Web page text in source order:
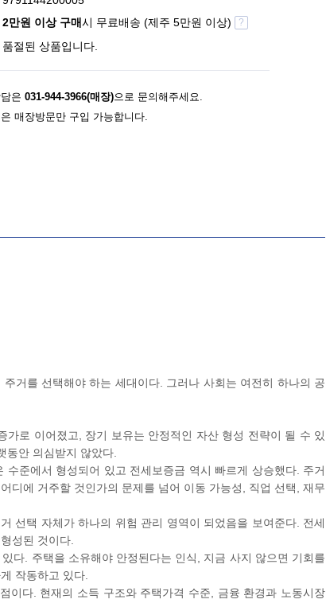
2만원 이상 구매시 무료배송 (제주 5만원 이상) ?
품절된 상품입니다.
은 031-944-3966(매장)으로 문의해주세요.
매장방문만 구입 가능합니다.
거를 선택해야 하는 세대이다. 그러나 사회는 여전히 하나의 공
로 이어졌고, 장기 보유는 안정적인 자산 형성 전략이 될 수 있
동안 의심받지 않았다.
준에서 형성되어 있고 전세보증금 역시 빠르게 상승했다. 주거
디에 거주할 것인가의 문제를 넘어 이동 가능성, 직업 선택, 재무
선택 자체가 하나의 위험 관리 영역이 되었음을 보여준다. 전세
성된 것이다.
다. 주택을 소유해야 안정된다는 인식, 지금 사지 않으면 기회를
작동하고 있다.
이다. 현재의 소득 구조와 주택가격 수준, 금융 환경과 노동시장